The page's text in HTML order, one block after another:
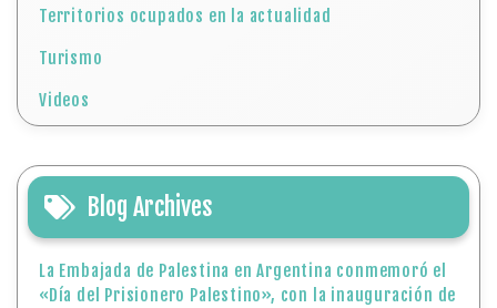
Territorios ocupados en la actualidad
Turismo
Videos
Blog Archives
La Embajada de Palestina en Argentina conmemoró el
«Día del Prisionero Palestino», con la inauguración de